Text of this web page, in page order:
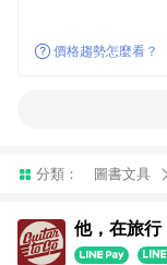
價格趨勢怎麼看？
分類： 圖書文具
他，在旅行